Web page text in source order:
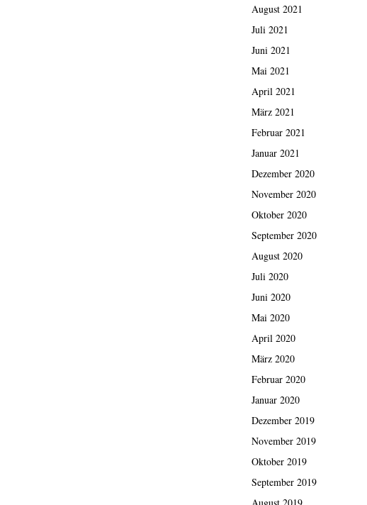
August 2021
Juli 2021
Juni 2021
Mai 2021
April 2021
März 2021
Februar 2021
Januar 2021
Dezember 2020
November 2020
Oktober 2020
September 2020
August 2020
Juli 2020
Juni 2020
Mai 2020
April 2020
März 2020
Februar 2020
Januar 2020
Dezember 2019
November 2019
Oktober 2019
September 2019